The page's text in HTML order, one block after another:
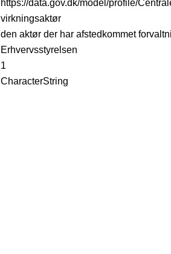
https://data.gov.dk/model/profile/
virkningsaktør
den aktør der har afstedkommet
Erhvervsstyrelsen
1
CharacterString